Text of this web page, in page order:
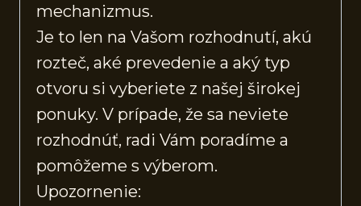
mechanizmus.
Je to len na Vašom rozhodnutí, akú
rozteč, aké prevedenie a aký typ
otvoru si vyberiete z našej širokej
ponuky. V prípade, že sa neviete
rozhodnúť, radi Vám poradíme a
pomôžeme s výberom.
Upozornenie: